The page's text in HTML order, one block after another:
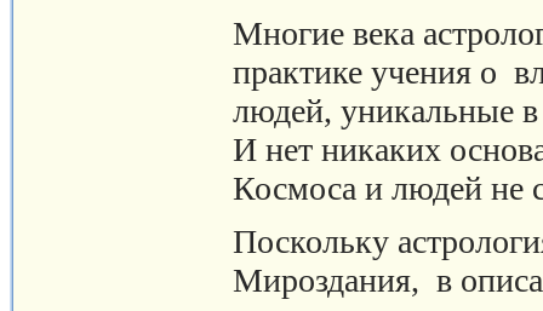
Многие века
практике учения о
людей, уникальные в
И нет никаких
Космоса и людей не
Поскольку
Мироздания, в